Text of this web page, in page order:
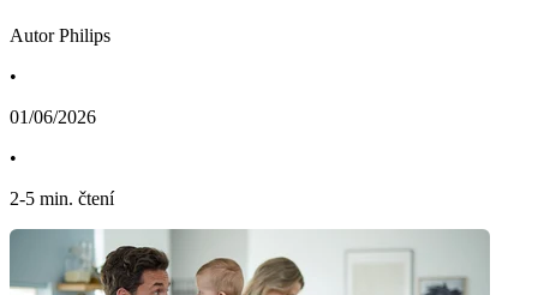
Autor Philips
•
01/06/2026
•
2-5 min. čtení